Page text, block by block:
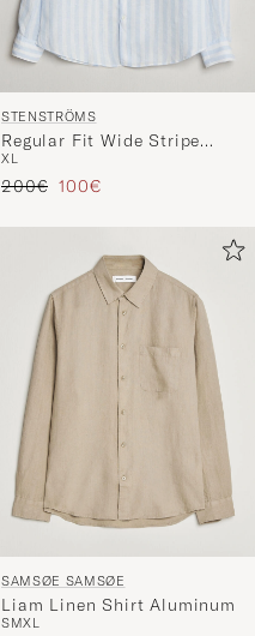
STENSTRÖMS
Regular Fit Wide Stripe
Linen Shirt Light Blue
XL
Regulärer Preis
200€ Reduzierter Preis
100€
SAMSØE SAMSØE
Liam Linen Shirt Aluminum
SMXL